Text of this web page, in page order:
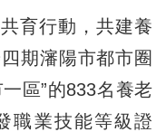
育行動，共建養
期瀋陽市都市圈
區”的833名養老
職業技能等級證